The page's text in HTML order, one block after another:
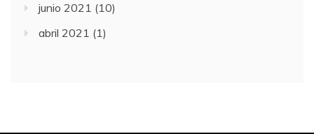
junio 2021 (10)
abril 2021 (1)